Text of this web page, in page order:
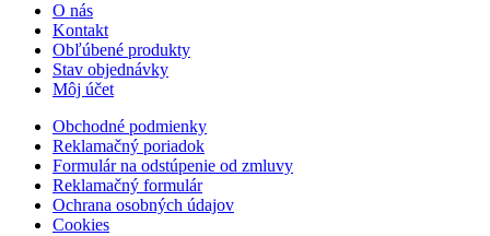
O nás
Kontakt
Obľúbené produkty
Stav objednávky
Môj účet
Obchodné podmienky
Reklamačný poriadok
Formulár na odstúpenie od zmluvy
Reklamačný formulár
Ochrana osobných údajov
Cookies